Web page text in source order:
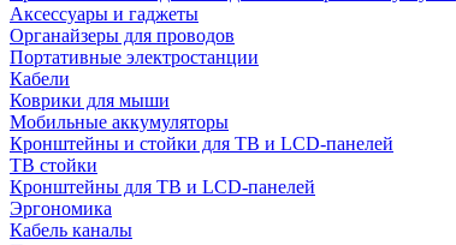
Аксессуары и гаджеты
Органайзеры для проводов
Портативные электростанции
Кабели
Коврики для мыши
Мобильные аккумуляторы
Кронштейны и стойки для ТВ и LCD-панелей
ТВ стойки
Кронштейны для ТВ и LCD-панелей
Эргономика
Кабель каналы